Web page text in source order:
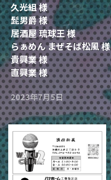
久光組 様
髭男爵 様
居酒屋 琉球王 様
らぁめん まぜそば松風 様
貴興業 様
直興業 様
2023年7月5日